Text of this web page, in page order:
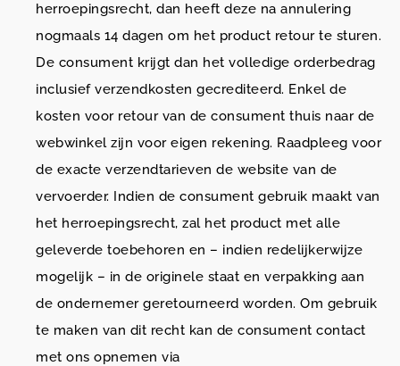
herroepingsrecht, dan heeft deze na annulering
nogmaals 14 dagen om het product retour te sturen.
De consument krijgt dan het volledige orderbedrag
inclusief verzendkosten gecrediteerd. Enkel de
kosten voor retour van de consument thuis naar de
webwinkel zijn voor eigen rekening. Raadpleeg voor
de exacte verzendtarieven de website van de
vervoerder. Indien de consument gebruik maakt van
het herroepingsrecht, zal het product met alle
geleverde toebehoren en – indien redelijkerwijze
mogelijk – in de originele staat en verpakking aan
de ondernemer geretourneerd worden. Om gebruik
te maken van dit recht kan de consument contact
met ons opnemen via